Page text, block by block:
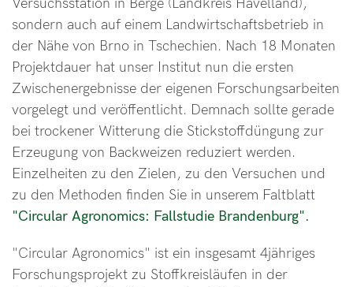
Versuchsstation in Berge (Landkreis Havelland),
sondern auch auf einem Landwirtschaftsbetrieb in
der Nähe von Brno in Tschechien. Nach 18 Monaten
Projektdauer hat unser Institut nun die ersten
Zwischenergebnisse der eigenen Forschungsarbeiten
vorgelegt und veröffentlicht. Demnach sollte gerade
bei trockener Witterung die Stickstoffdüngung zur
Erzeugung von Backweizen reduziert werden.
Einzelheiten zu den Zielen, zu den Versuchen und
zu den Methoden finden Sie in unserem Faltblatt
"Circular Agronomics: Fallstudie Brandenburg".
"Circular Agronomics" ist ein insgesamt 4jähriges
Forschungsprojekt zu Stoffkreisläufen in der